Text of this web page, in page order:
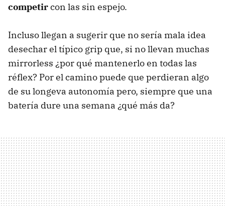
competircon las sin espejo.
Incluso llegan a sugerir que no sería mala idea
desechar el típico grip que, si no llevan muchas
mirrorless ¿por qué mantenerlo en todas las
réflex? Por el camino puede que perdieran algo
de su longeva autonomía pero, siempre que una
batería dure una semana ¿qué más da?